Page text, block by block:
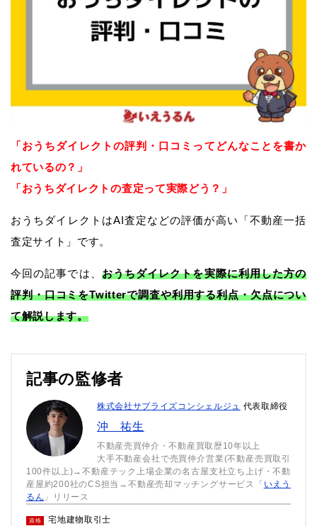
「おうちダイレクトの評判・口コミってどんなことを書か
れているの？」
「おうちダイレクトの査定って実際どう？」
おうちダイレクトはAI査定などの評価が高い「不動産一括
査定サイト」です。
今回の記事では、 おうちダイレクトを実際に利用した方の
評判・口コミをTwitterで調査や利用する利点・欠点につい
て解説します。
記事の監修者
株式会社サプライズコンシェルジュ 代表取締役
沖 祐生
不動産売買仲介・不動産買取歴10年以上
大手不動産会社で売買仲介営業(不動産売買取引
100件以上)→不動産テック上場企業の名古屋支社立ち上げ・不動
産屋約200社のCS担当→不動産売却マッチングサービス「 いえう
るん 」リリース
資格 宅地建物取引士